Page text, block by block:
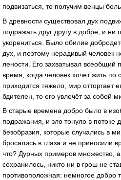
подвизаться, то получим венцы
В древности существовал дух
подражать друг другу в добре, и
укорениться. Было обилие
дух, и поэтому нерадивый человек
лености. Его захватывал всеобщий
время, когда человек хочет жить по
приходится тяжело, мир отторгает
бдителен, то его увлечёт за собой
В старые времена добро было в
подражания, и зло тонуло в потоке
безобразия, которые случались в
бросались в глаза и не приносили
что? Дурных примеров множество,
сохранилось, никто ни в грош не
противоположная: немногое добро